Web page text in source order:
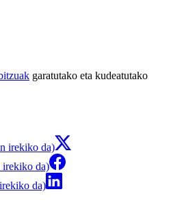
garatutako eta kudeatutako
irekiko da)
irekiko da)
da)